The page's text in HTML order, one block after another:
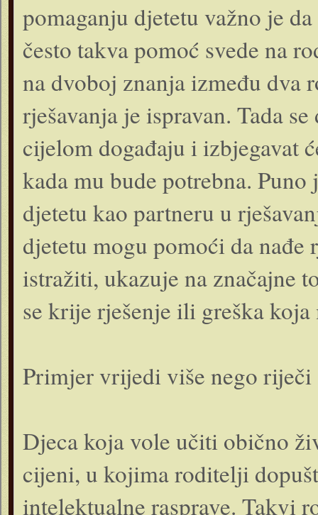
pomaganju djetetu važno je
često takva pomoć svede na
na dvoboj znanja između dva
rješavanja je ispravan. Tada
cijelom događaju i izbjegavat
kada mu bude potrebna.
djetetu kao partneru u
djetetu mogu pomoći da nađe
istražiti, ukazuje na značajne
se krije rješenje ili greška koja
Primjer vrijedi više nego riječi
Djeca koja vole učiti obično
cijeni, u kojima roditelji
intelektualne rasprave. Takvi